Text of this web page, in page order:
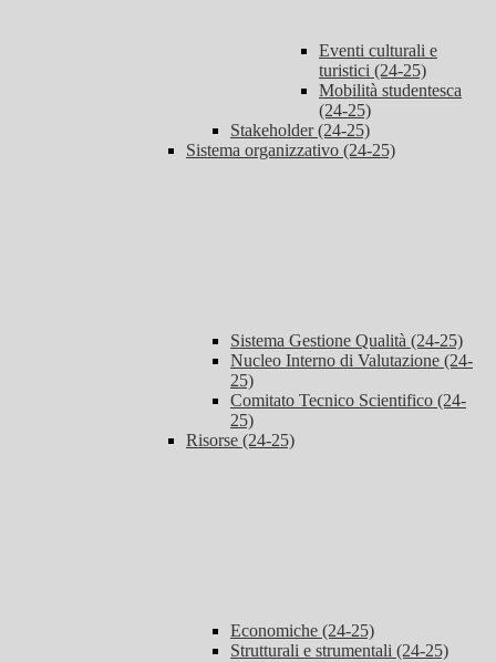
Eventi culturali e
turistici (24-25)
Mobilità studentesca
(24-25)
Stakeholder (24-25)
Sistema organizzativo (24-25)
Sistema Gestione Qualità (24-25)
Nucleo Interno di Valutazione (24-
25)
Comitato Tecnico Scientifico (24-
25)
Risorse (24-25)
Economiche (24-25)
Strutturali e strumentali (24-25)